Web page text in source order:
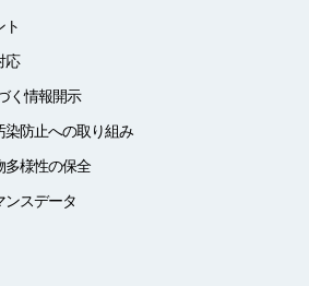
ト
応
く情報開示
防止への取り組み
多様性の保全
ンスデータ